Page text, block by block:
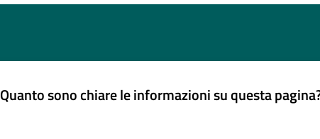
Quanto sono chiare le informazioni su questa